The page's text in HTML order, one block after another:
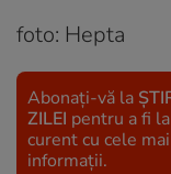
foto: Hepta
Abonați-vă la
ZILEI pentru a fi la
curent cu cele
informații.